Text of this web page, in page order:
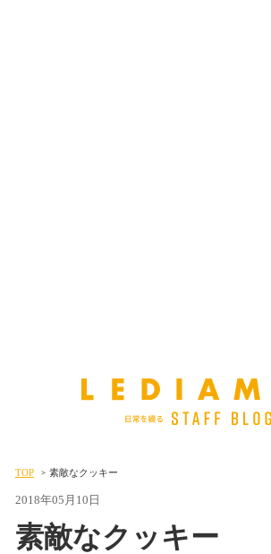
TOP 素敵なクッキー
2018年05月10日
素敵なクッキー